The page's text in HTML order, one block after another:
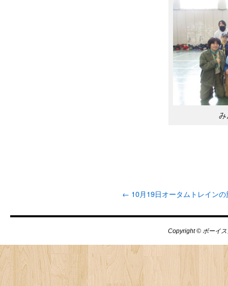
み
← 10月19日オータムトレインの
Copyright © ボーイ